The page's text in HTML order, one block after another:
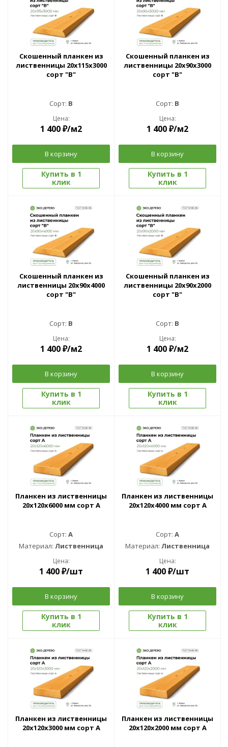
Скошенный планкен из
лиственницы 20x115х3000
сорт "В"
Сорт: B
Цена:
1 400₽/м2
В корзину
Купить в 1
клик
Скошенный планкен из
лиственницы 20x90х3000
сорт "В"
Сорт: B
Цена:
1 400₽/м2
В корзину
Купить в 1
клик
Скошенный планкен из
лиственницы 20x90х4000
сорт "В"
Сорт: B
Цена:
1 400₽/м2
В корзину
Купить в 1
клик
Скошенный планкен из
лиственницы 20x90х2000
сорт "В"
Сорт: B
Цена:
1 400₽/м2
В корзину
Купить в 1
клик
Планкен из лиственницы
20x120x6000 мм сорт A
Сорт: A
Материал: Лиственница
Цена:
1 400₽/шт
В корзину
Купить в 1
клик
Планкен из лиственницы
20x120x4000 мм сорт A
Сорт: A
Материал: Лиственница
Цена:
1 400₽/шт
В корзину
Купить в 1
клик
Планкен из лиственницы
20x120x3000 мм сорт A
Планкен из лиственницы
20x120x2000 мм сорт A